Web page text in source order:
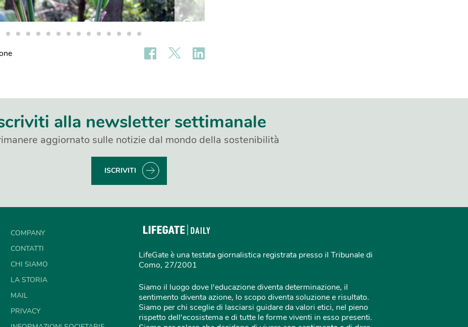
alla newsletter settimanale
aggiornato sulle notizie dal mondo della sostenibilità
ISCRIVITI
COMPANY
CONTATTI
CHI SIAMO
LA STORIA
MAIL
PRIVACY
LifeGate è una testata giornalistica registrata presso il Tribunale di
Como, 27/2001
Siamo il luogo dove l'educazione diventa determinazione, il
sentimento diventa azione, lo scopo diventa soluzione e risultato.
Siamo per chi sceglie di lasciarsi guidare da valori etici, nel pieno
rispetto dell'ecosistema e di tutte le forme viventi in esso presenti.